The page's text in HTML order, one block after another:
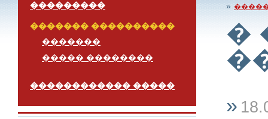
���������
������� ����������
�������
����� ��������
������������ �����
»
�
»